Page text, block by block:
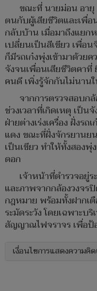
ขณะที่ นายม่อน อายุ
ตนกับผู้เสียชีวิตและเพื่อ
กลับบ้าน เมื่อมาถึงแยก
เปลี่ยนเป็นสีเขียว เพื่อ
ก็มีรถเก๋งพุ่งเข้ามาด้วยค
จังจนเพื่อนเสียชีวิตคาที่
คนดี เพิ่งรู้จักกันไม่นาน
จากการตรวจสอบก
ช่วงเวลาที่เกิดเหตุ เป็
ฝ่ายต่างเร่งเครื่อง ฝั่งร
แดง ขณะที่ฝั่งจักรยานย
เป็นเขียว ทำให้ทั้งสอง
ดอก
เจ้าหน้าที่ตำรวจอยู่
และภาพจากกล้องวงจร
กฎหมาย พร้อมทั้งฝากเ
ระมัดระวัง โดยเฉพาะบ
สัญญาณไฟจราจร เพื่อป้
เงื่อนไขการแสดงความคิ